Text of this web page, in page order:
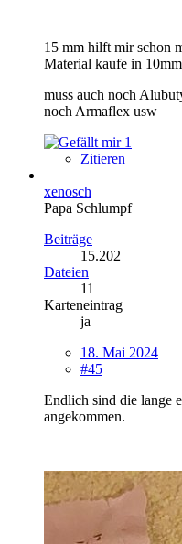
15 mm hilft mir schon
Material kaufe in
muss auch noch
noch Armaflex usw
1
Zitieren
xenosch
Papa Schlumpf
Beiträge
15.202
Dateien
11
Karteneintrag
ja
18. Mai 2024
#45
Endlich sind die lange
angekommen.